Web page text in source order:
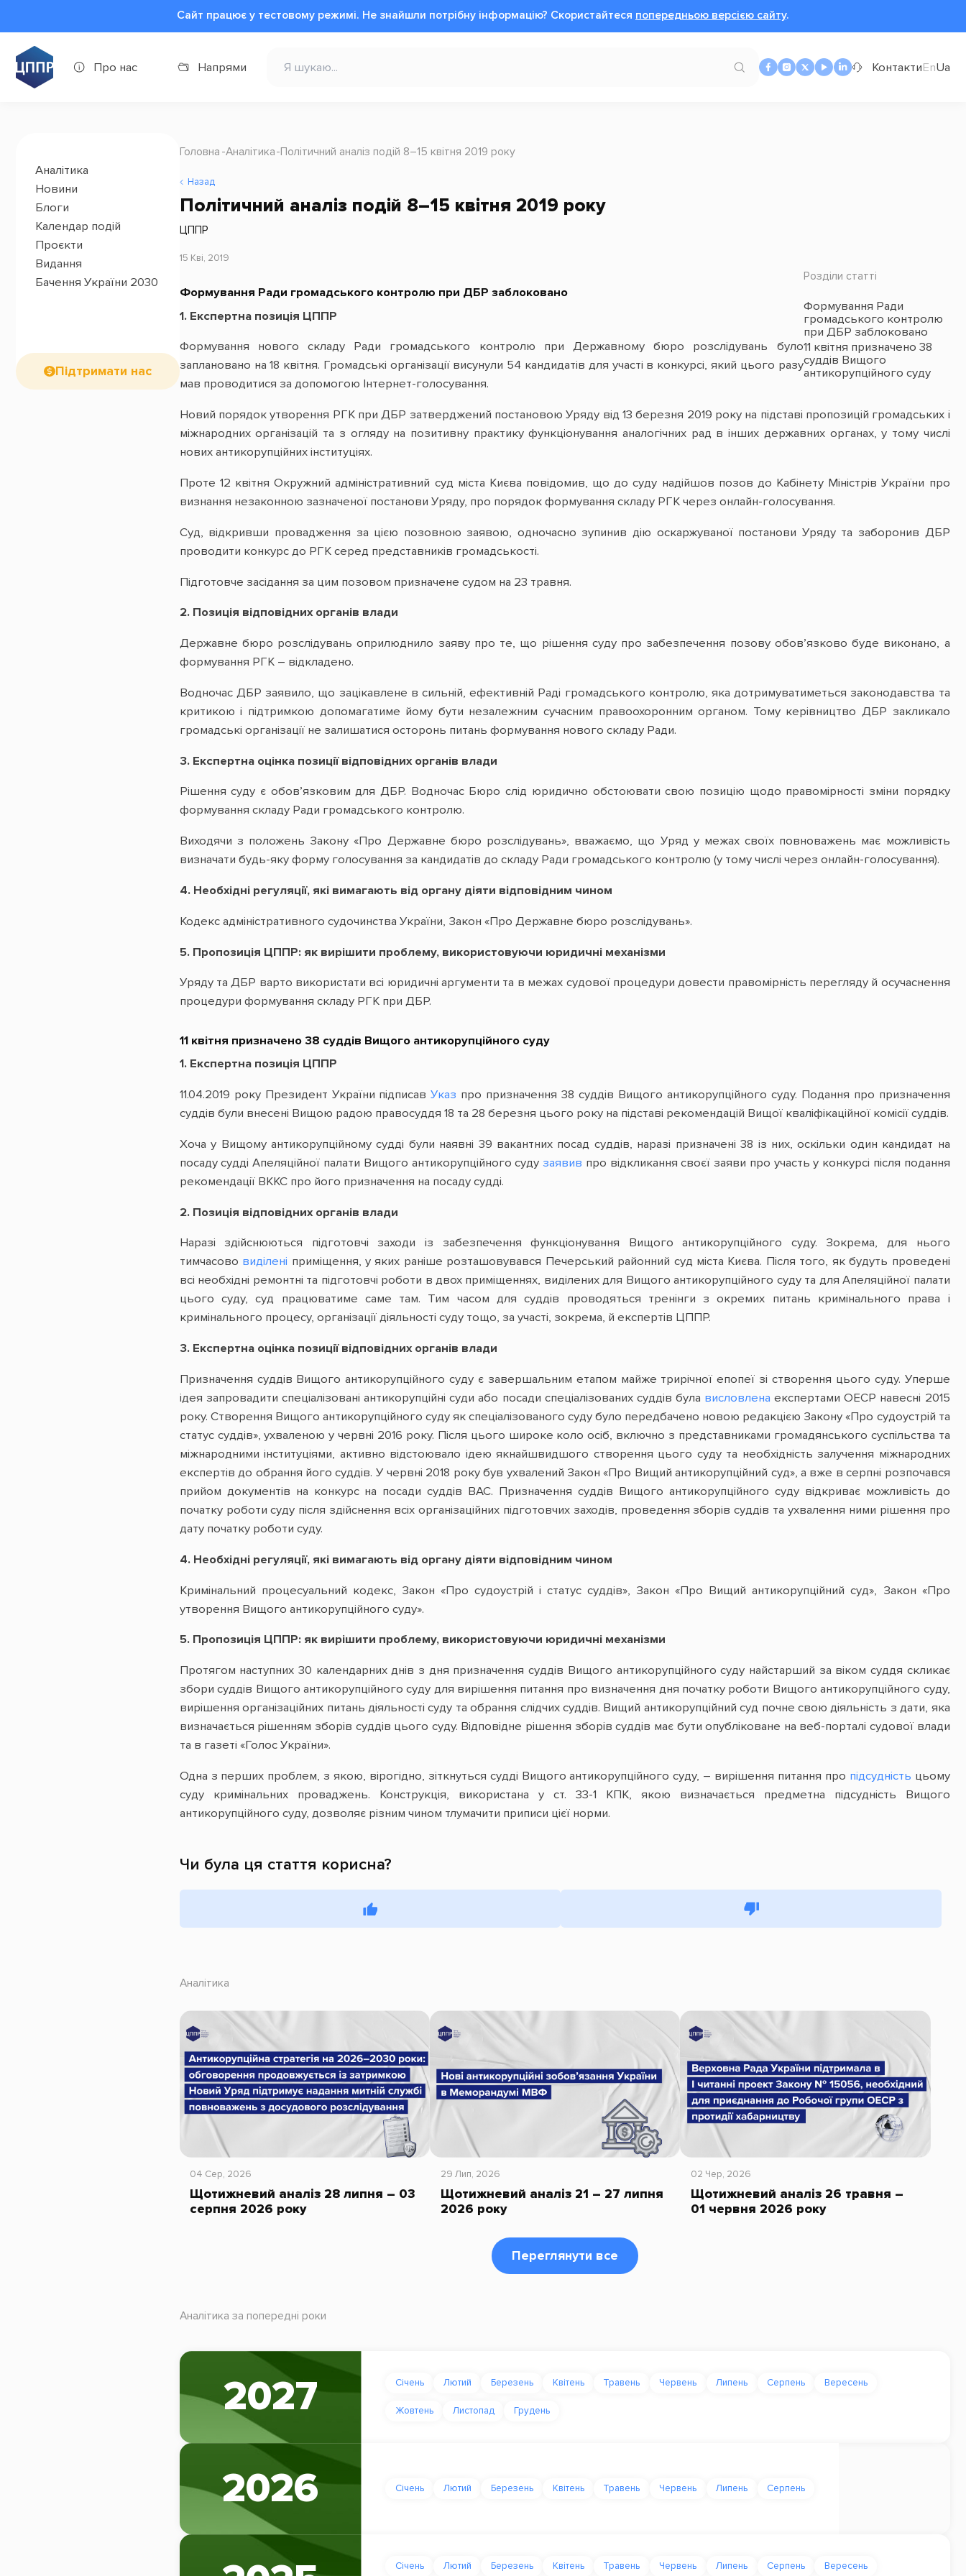
Сайт працює у тестовому режимі. Не знайшли потрібну інформацію? Cкористайтеся попередньою версією сайту.
Про нас Напрями КонтактиEnUa
Аналітика
Новини
Блоги
Календар подій
Проєкти
Видання
Бачення України 2030
Підтримати нас
Головна Аналітика Політичний аналіз подій 8–15 квітня 2019 року
Назад
Політичний аналіз подій 8–15 квітня 2019 року
ЦППР
15 Кві, 2019
Розділи статті
Формування Ради
громадського контролю
при ДБР заблоковано
11 квітня призначено 38
суддів Вищого
антикорупційного суду
Формування Ради громадського контролю при ДБР заблоковано
1. Експертна позиція ЦППР
Формування нового складу Ради громадського контролю при Державному бюро розслідувань було
заплановано на 18 квітня. Громадські організації висунули 54 кандидатів для участі в конкурсі, який цього разу
мав проводитися за допомогою Інтернет-голосування.
Новий порядок утворення РГК при ДБР затверджений постановою Уряду від 13 березня 2019 року на підставі пропозицій громадських і
міжнародних організацій та з огляду на позитивну практику функціонування аналогічних рад в інших державних органах, у тому числі
нових антикорупційних інституціях.
Проте 12 квітня Окружний адміністративний суд міста Києва повідомив, що до суду надійшов позов до Кабінету Міністрів України про
визнання незаконною зазначеної постанови Уряду, про порядок формування складу РГК через онлайн-голосування.
Суд, відкривши провадження за цією позовною заявою, одночасно зупинив дію оскаржуваної постанови Уряду та заборонив ДБР
проводити конкурс до РГК серед представників громадськості.
Підготовче засідання за цим позовом призначене судом на 23 травня.
2. Позиція відповідних органів влади
Державне бюро розслідувань оприлюднило заяву про те, що рішення суду про забезпечення позову обов’язково буде виконано, а
формування РГК – відкладено.
Водночас ДБР заявило, що зацікавлене в сильній, ефективній Раді громадського контролю, яка дотримуватиметься законодавства та
критикою і підтримкою допомагатиме йому бути незалежним сучасним правоохоронним органом. Тому керівництво ДБР закликало
громадські організації не залишатися осторонь питань формування нового складу Ради.
3. Експертна оцінка позиції відповідних органів влади
Рішення суду є обов’язковим для ДБР. Водночас Бюро слід юридично обстоювати свою позицію щодо правомірності зміни порядку
формування складу Ради громадського контролю.
Виходячи з положень Закону «Про Державне бюро розслідувань», вважаємо, що Уряд у межах своїх повноважень має можливість
визначати будь-яку форму голосування за кандидатів до складу Ради громадського контролю (у тому числі через онлайн-голосування).
4. Необхідні регуляції, які вимагають від органу діяти відповідним чином
Кодекс адміністративного судочинства України, Закон «Про Державне бюро розслідувань».
5. Пропозиція ЦППР: як вирішити проблему, використовуючи юридичні механізми
Уряду та ДБР варто використати всі юридичні аргументи та в межах судової процедури довести правомірність перегляду й осучаснення
процедури формування складу РГК при ДБР.
11 квітня призначено 38 суддів Вищого антикорупційного суду
1. Експертна позиція ЦППР
11.04.2019 року Президент України підписавУказ про призначення 38 суддів Вищого антикорупційного суду. Подання про призначення
суддів були внесені Вищою радою правосуддя 18 та 28 березня цього року на підставі рекомендацій Вищої кваліфікаційної комісії суддів.
Хоча у Вищому антикорупційному судді були наявні 39 вакантних посад суддів, наразі призначені 38 із них, оскільки один кандидат на
посаду судді Апеляційної палати Вищого антикорупційного суду заявив про відкликання своєї заяви про участь у конкурсі після подання
рекомендації ВККС про його призначення на посаду судді.
2. Позиція відповідних органів влади
Наразі здійснюються підготовчі заходи із забезпечення функціонування Вищого антикорупційного суду. Зокрема, для нього
тимчасово виділені приміщення, у яких раніше розташовувався Печерський районний суд міста Києва. Після того, як будуть проведені
всі необхідні ремонтні та підготовчі роботи в двох приміщеннях, виділених для Вищого антикорупційного суду та для Апеляційної палати
цього суду, суд працюватиме саме там. Тим часом для суддів проводяться тренінги з окремих питань кримінального права і
кримінального процесу, організації діяльності суду тощо, за участі, зокрема, й експертів ЦППР.
3.Експертна оцінка позиції відповідних органів влади
Призначення суддів Вищого антикорупційного суду є завершальним етапом майже трирічної епопеї зі створення цього суду. Уперше
ідея запровадити спеціалізовані антикорупційні суди або посади спеціалізованих суддів була висловлена експертами ОЕСР навесні 2015
року. Створення Вищого антикорупційного суду як спеціалізованого суду було передбачено новою редакцією Закону «Про судоустрій та
статус суддів», ухваленою у червні 2016 року. Після цього широке коло осіб, включно з представниками громадянського суспільства та
міжнародними інституціями, активно відстоювало ідею якнайшвидшого створення цього суду та необхідність залучення міжнародних
експертів до обрання його суддів. У червні 2018 року був ухвалений Закон «Про Вищий антикорупційний суд», а вже в серпні розпочався
прийом документів на конкурс на посади суддів ВАС. Призначення суддів Вищого антикорупційного суду відкриває можливість до
початку роботи суду після здійснення всіх організаційних підготовчих заходів, проведення зборів суддів та ухвалення ними рішення про
дату початку роботи суду.
4. Необхідні регуляції, які вимагають від органу діяти відповідним чином
Кримінальний процесуальний кодекс, Закон «Про судоустрій і статус суддів», Закон «Про Вищий антикорупційний суд», Закон «Про
утворення Вищого антикорупційного суду».
5. Пропозиція ЦППР: як вирішити проблему, використовуючи юридичні механізми
Протягом наступних 30 календарних днів з дня призначення суддів Вищого антикорупційного суду найстарший за віком суддя скликає
збори суддів Вищого антикорупційного суду для вирішення питання про визначення дня початку роботи Вищого антикорупційного суду,
вирішення організаційних питань діяльності суду та обрання слідчих суддів. Вищий антикорупційний суд почне свою діяльність з дати, яка
визначається рішенням зборів суддів цього суду. Відповідне рішення зборів суддів має бути опубліковане на веб-порталі судової влади
та в газеті «Голос України».
Одна з перших проблем, з якою, вірогідно, зіткнуться судді Вищого антикорупційного суду, – вирішення питання про підсудність цьому
суду кримінальних проваджень. Конструкція, використана у ст. 33-1 КПК, якою визначається предметна підсудність Вищого
антикорупційного суду, дозволяє різним чином тлумачити приписи цієї норми.
Чи була ця стаття корисна?
Аналітика
04 Сер, 2026
Щотижневий аналіз 28 липня – 03
серпня 2026 року
29 Лип, 2026
Щотижневий аналіз 21 – 27 липня
2026 року
02 Чер, 2026
Щотижневий аналіз 26 травня –
01 червня 2026 року
Переглянути все
Аналітика за попередні роки
2027 Січень Лютий Березень Квітень Травень Червень Липень Серпень Вересень
Жовтень Листопад Грудень
2026 Січень Лютий Березень Квітень Травень Червень Липень Серпень
Січень Лютий Березень Квітень Травень Червень Липень Серпень Вересень